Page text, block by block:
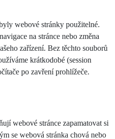
webové stránky použitelné.
na stránce nebo změna
zařízení. Bez těchto souborů
krátkodobé (session
po zavření prohlížeče.
webové stránce zapamatovat si
se webová stránka chová nebo